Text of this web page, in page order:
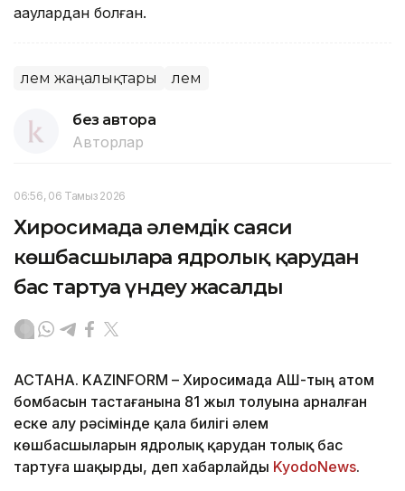
ақаулардан болған.
Әлем жаңалықтары Әлем
без автора
Авторлар
06:56, 06 Тамыз 2026
Хиросимада әлемдік саяси
көшбасшыларға ядролық қарудан
бас тартуға үндеу жасалды
АСТАНА. KAZINFORM – Хиросимада АҚШ-тың атом
бомбасын тастағанына 81 жыл толуына арналған
еске алу рәсімінде қала билігі әлем
көшбасшыларын ядролық қарудан толық бас
тартуға шақырды, деп хабарлайды KyodoNews.